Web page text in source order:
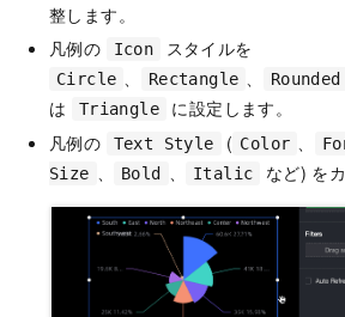
整します。
凡例の
Icon スタイルを
Circle Rectangle
は
Triangle
に設定します。
凡例の
Text Style ( Color
Size
Bold Italic など) を